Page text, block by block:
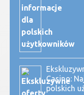
Casino:
polskich